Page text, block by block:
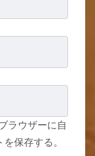
ラウザーに自
保存する。